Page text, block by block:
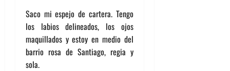
Saco mi espejo de cartera. Tengo
los labios delineados, los ojos
maquillados y estoy en medio del
barrio rosa de Santiago, regia y
sola.